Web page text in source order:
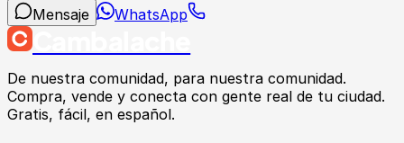
Mensaje
WhatsApp
De nuestra comunidad, para nuestra comunidad.
Compra, vende y conecta con gente real de tu ciudad.
Gratis, fácil, en español.